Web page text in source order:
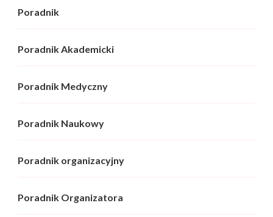
Poradnik
Poradnik Akademicki
Poradnik Medyczny
Poradnik Naukowy
Poradnik organizacyjny
Poradnik Organizatora